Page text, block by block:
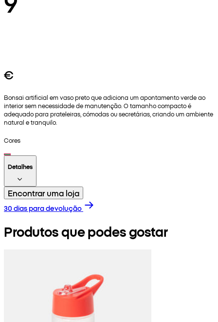
€
Bonsai artificial em vaso preto que adiciona um apontamento verde ao
interior sem necessidade de manutenção. O tamanho compacto é
adequado para prateleiras, cómodas ou secretárias, criando um ambiente
natural e tranquilo.
Cores
Detalhes
Encontrar uma loja
30 dias para devolução
Produtos que podes gostar